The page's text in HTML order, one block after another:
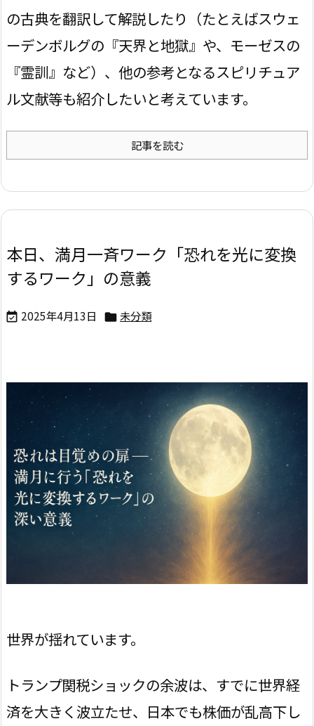
の古典を翻訳して解説したり（たとえばスウェ
ーデンボルグの『天界と地獄』や、モーゼスの
『霊訓』など）、他の参考となるスピリチュア
ル文献等も紹介したいと考えています。
記事を読む
本日、満月一斉ワーク「恐れを光に変換
するワーク」の意義
 2025年4月13日  未分類
世界が揺れています。
トランプ関税ショックの余波は、すでに世界経
済を大きく波立たせ、日本でも株価が乱高下し